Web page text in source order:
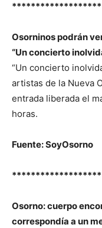
Osorninos podrán
“Un concierto
“Un concierto
artistas de la Nueva
entrada liberada el
horas.
Fuente: SoyOsorno
Osorno: cuerpo
correspondía a un